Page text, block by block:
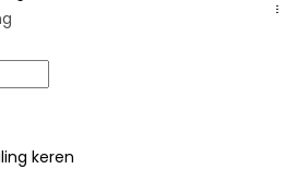
keren